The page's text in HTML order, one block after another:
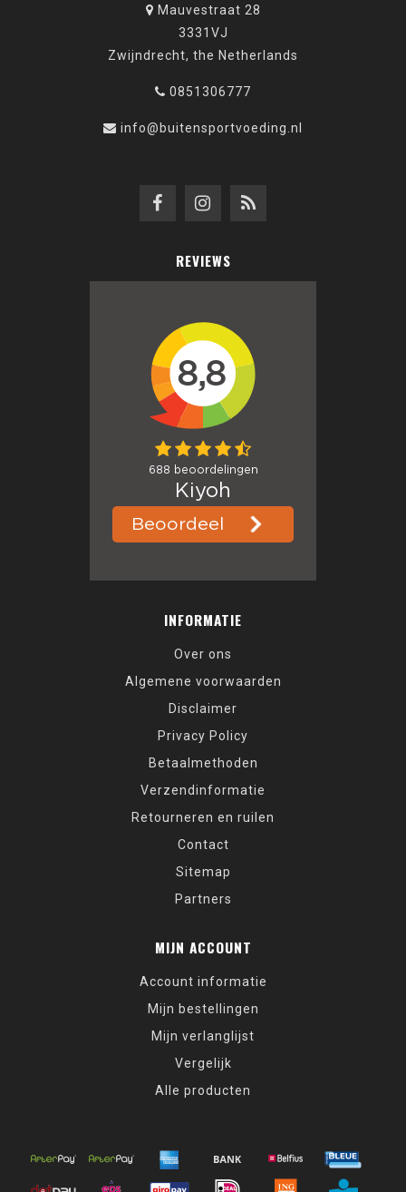
Mauvestraat 28
3331VJ
Zwijndrecht, the Netherlands
0851306777
info@buitensportvoeding.nl
REVIEWS
INFORMATIE
Over ons
Algemene voorwaarden
Disclaimer
Privacy Policy
Betaalmethoden
Verzendinformatie
Retourneren en ruilen
Contact
Sitemap
Partners
MIJN ACCOUNT
Account informatie
Mijn bestellingen
Mijn verlanglijst
Vergelijk
Alle producten